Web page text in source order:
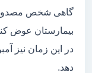
گاهی شخص مصدوم
بیمارستان عوض
در این زمان نیز
دهد.